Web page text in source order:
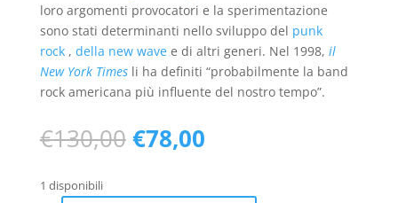
loro argomenti provocatori e la sperimentazione
sono stati determinanti nello sviluppo del punk
rock, della new wavee di altri generi. Nel 1998, il
New York Timesli ha definiti “probabilmente la band
rock americana più influente del nostro tempo”.
€130,00 Il
prezzo
€78,00Il
1 disponibili